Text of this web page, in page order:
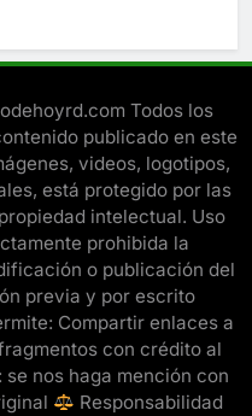
Todos los
publicado en este
videos, logotipos,
está protegido por las
intelectual. Uso
prohibida la
o publicación del
previa y por escrito
Compartir enlaces a
con crédito al
nos haga mención con
Responsabilidad